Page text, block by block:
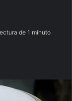
de 1 minuto